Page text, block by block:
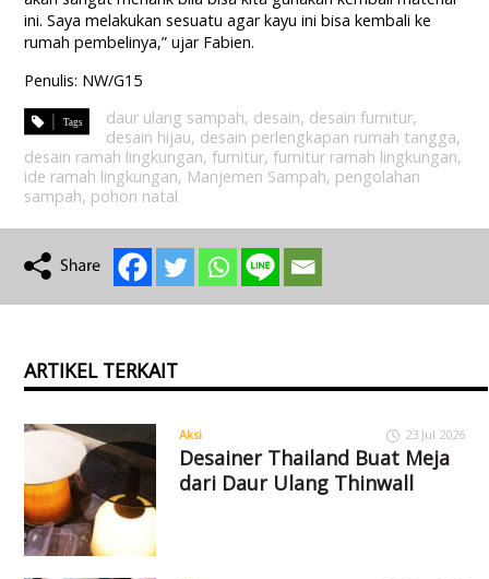
ini. Saya melakukan sesuatu agar kayu ini bisa kembali ke
rumah pembelinya,” ujar Fabien.
Penulis: NW/G15
daur ulang sampah, desain, desain furnitur,
desain hijau, desain perlengkapan rumah tangga,
desain ramah lingkungan,furnitur,furnitur ramah lingkungan,
ide ramah lingkungan, Manjemen Sampah, pengolahan
sampah, pohon natal
ARTIKEL TERKAIT
Aksi 23 Jul 2026
Desainer Thailand Buat Meja
dari Daur Ulang Thinwall